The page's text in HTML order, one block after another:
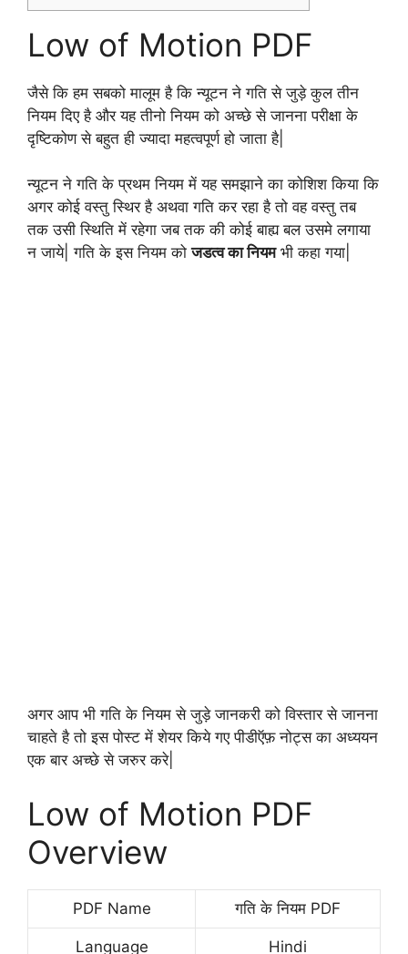
Low of Motion PDF
जैसे कि हम सबको मालूम है कि न्यूटन ने गति से जुड़े कुल तीन
नियम दिए है और यह तीनो नियम को अच्छे से जानना परीक्षा के
दृष्टिकोण से बहुत ही ज्यादा महत्वपूर्ण हो जाता है|
न्यूटन ने गति के प्रथम नियम में यह समझाने का कोशिश किया कि
अगर कोई वस्तु स्थिर है अथवा गति कर रहा है तो वह वस्तु तब
तक उसी स्थिति में रहेगा जब तक की कोई बाह्य बल उसमे लगाया
न जाये| गति के इस नियम कोजडत्व का नियमभी कहा गया|
अगर आप भी गति के नियम से जुड़े जानकरी को विस्तार से जानना
चाहते है तो इस पोस्ट में शेयर किये गए पीडीऍफ़ नोट्स का अध्ययन
एक बार अच्छे से जरुर करे|
Low of Motion PDF
Overview
PDF Name गति के नियम PDF
Language Hindi